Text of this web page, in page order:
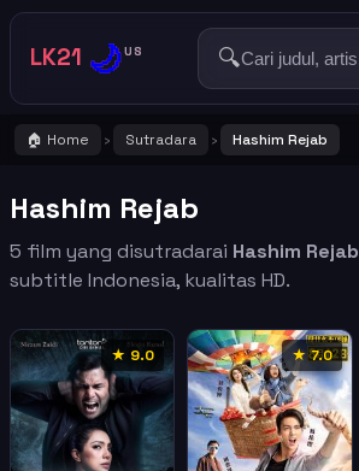
LK21 🌙US 🔍
🏠 Home › Sutradara › Hashim Rejab
Hashim Rejab
5 film yang disutradarai Hashim Rejab
subtitle Indonesia, kualitas HD.
★ 9.0 ★ 7.0